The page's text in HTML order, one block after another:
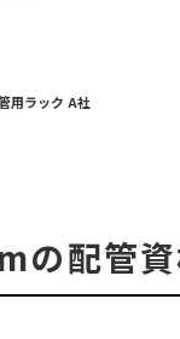
用ラック A社
の配管